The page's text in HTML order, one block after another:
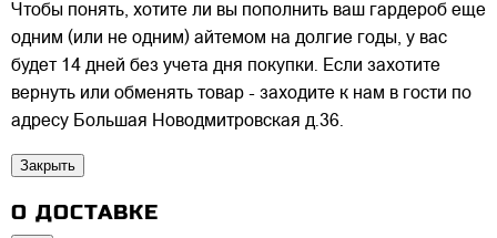
Чтобы понять, хотите ли вы пополнить ваш гардероб еще
одним (или не одним) айтемом на долгие годы, у вас
будет 14 дней без учета дня покупки. Если захотите
вернуть или обменять товар - заходите к нам в гости по
адресу Большая Новодмитровская д.36.
Закрыть
О ДОСТАВКЕ